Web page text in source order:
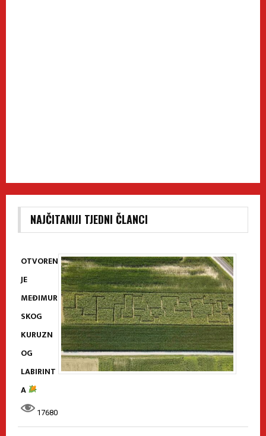
NAJČITANIJI TJEDNI ČLANCI
OTVOREN
JE
MEĐIMUR
SKOG
KURUZN
OG
LABIRINT
A
17680